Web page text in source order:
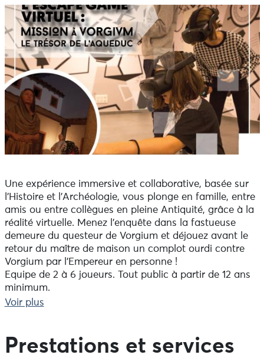
Une expérience immersive et collaborative, basée sur
l’Histoire et l’Archéologie, vous plonge en famille, entre
amis ou entre collègues en pleine Antiquité, grâce à la
réalité virtuelle. Menez l’enquête dans la fastueuse
demeure du questeur de Vorgium et déjouez avant le
retour du maître de maison un complot ourdi contre
Vorgium par l’Empereur en personne !
Equipe de 2 à 6 joueurs. Tout public à partir de 12 ans
minimum.
Tous les jours ! Sur réservation.
Voir plus
Prestations et services